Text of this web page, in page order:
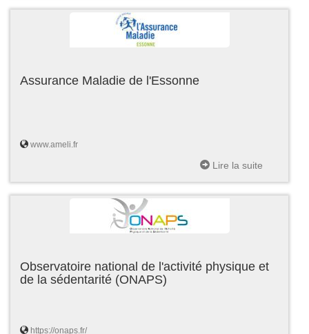
Assurance Maladie de l'Essonne
www.ameli.fr
Lire la suite
Observatoire national de l'activité physique et
de la sédentarité (ONAPS)
https://onaps.fr/